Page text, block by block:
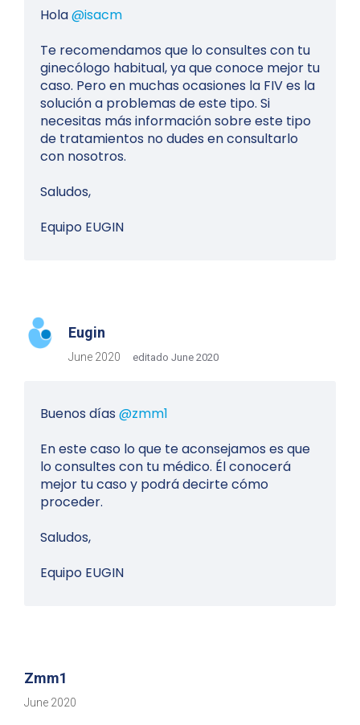
Hola@isacm
Te recomendamos que lo consultes con tu
ginecólogo habitual, ya que conoce mejor tu
caso. Pero en muchas ocasiones la FIV es la
solución a problemas de este tipo. Si
necesitas más información sobre este tipo
de tratamientos no dudes en consultarlo
con nosotros.
Saludos,
Equipo EUGIN
Eugin
June 2020 editado June 2020
Buenos días @zmm1
En este caso lo que te aconsejamos es que
lo consultes con tu médico. Él conocerá
mejor tu caso y podrá decirte cómo
proceder.
Saludos,
Equipo EUGIN
Zmm1
June 2020